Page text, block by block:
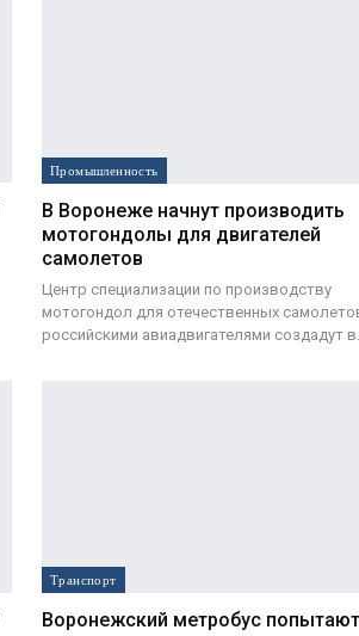
Промышленность
В Воронеже начнут производить
мотогондолы для двигателей
самолетов
Центр специализации по производству
мотогондол для отечественных
российскими авиадвигателями создадут в…
Транспорт
Воронежский метробус